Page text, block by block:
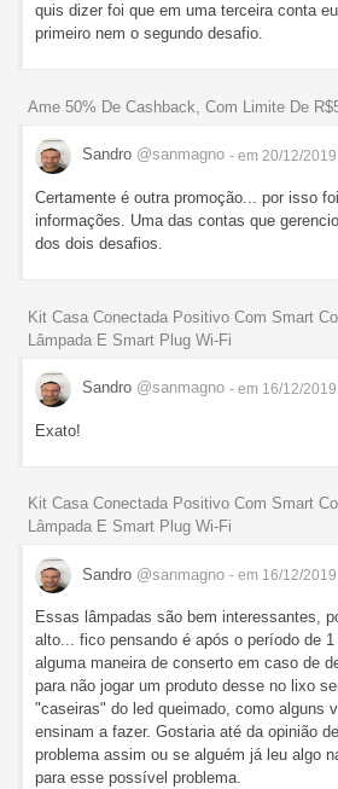
quis dizer foi que em uma terceira conta
primeiro nem o segundo desafio.
Ame 50% De Cashback, Com Limite De
Sandro @sanmagno - em 20/12/2019
Certamente é outra promoção... por isso
informações. Uma das contas que
dos dois desafios.
Kit Casa Conectada Positivo Com Smart
Lâmpada E Smart Plug Wi-Fi
Sandro @sanmagno - em 16/12/2019
Exato!
Kit Casa Conectada Positivo Com Smart
Lâmpada E Smart Plug Wi-Fi
Sandro @sanmagno - em 16/12/2019
Essas lâmpadas são bem interessantes,
alto... fico pensando é após o período de
alguma maneira de conserto em caso de
para não jogar um produto desse no lixo
"caseiras" do led queimado, como alguns
ensinam a fazer. Gostaria até da opinião
problema assim ou se alguém já leu algo
para esse possível problema.